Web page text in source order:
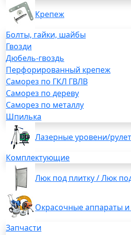
Крепеж
Болты, гайки, шайбы
Гвозди
Дюбель-гвоздь
Перфорированный крепеж
Саморез по ГКЛ ГВЛВ
Саморез по дереву
Саморез по металлу
Шпилька
Лазерные уровени/
Комплектующие
Люк под плитку / Люк
Окрасочные аппараты
Запчасти